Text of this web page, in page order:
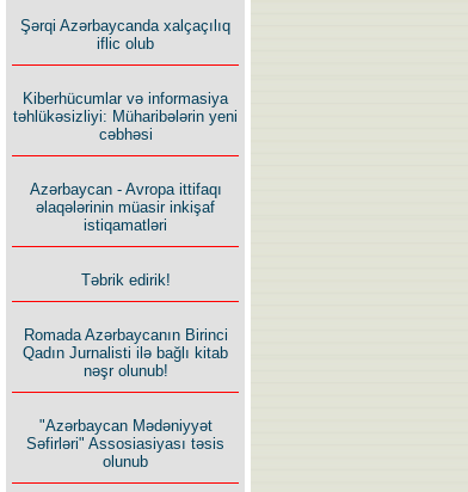
Şərqi Azərbaycanda xalçaçılıq
iflic olub
Kiberhücumlar və informasiya
təhlükəsizliyi: Müharibələrin yeni
cəbhəsi
Azərbaycan - Avropa ittifaqı
əlaqələrinin müasir inkişaf
istiqamatləri
Təbrik edirik!
Romada Azərbaycanın Birinci
Qadın Jurnalisti ilə bağlı kitab
nəşr olunub!
"Azərbaycan Mədəniyyət
Səfirləri" Assosiasiyası təsis
olunub